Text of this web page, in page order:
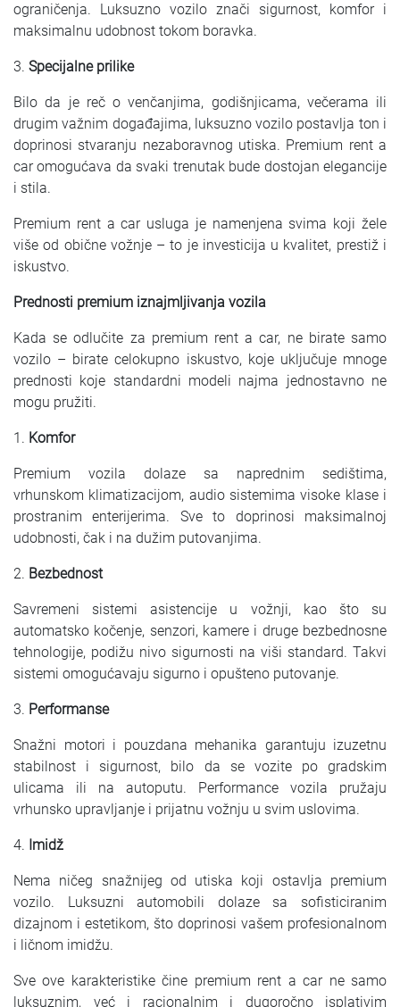
ograničenja. Luksuzno vozilo znači sigurnost, komfor i
maksimalnu udobnost tokom boravka.
3. Specijalne prilike
Bilo da je reč o venčanjima, godišnjicama, večerama ili
drugim važnim događajima, luksuzno vozilo postavlja ton i
doprinosi stvaranju nezaboravnog utiska. Premium rent a
car omogućava da svaki trenutak bude dostojan elegancije
i stila.
Premium rent a car usluga je namenjena svima koji žele
više od obične vožnje – to je investicija u kvalitet, prestiž i
iskustvo.
Prednosti premium iznajmljivanja vozila
Kada se odlučite za premium rent a car, ne birate samo
vozilo – birate celokupno iskustvo, koje uključuje mnoge
prednosti koje standardni modeli najma jednostavno ne
mogu pružiti.
1. Komfor
Premium vozila dolaze sa naprednim sedištima,
vrhunskom klimatizacijom, audio sistemima visoke klase i
prostranim enterijerima. Sve to doprinosi maksimalnoj
udobnosti, čak i na dužim putovanjima.
2. Bezbednost
Savremeni sistemi asistencije u vožnji, kao što su
automatsko kočenje, senzori, kamere i druge bezbednosne
tehnologije, podižu nivo sigurnosti na viši standard. Takvi
sistemi omogućavaju sigurno i opušteno putovanje.
3. Performanse
Snažni motori i pouzdana mehanika garantuju izuzetnu
stabilnost i sigurnost, bilo da se vozite po gradskim
ulicama ili na autoputu. Performance vozila pružaju
vrhunsko upravljanje i prijatnu vožnju u svim uslovima.
4. Imidž
Nema ničeg snažnijeg od utiska koji ostavlja premium
vozilo. Luksuzni automobili dolaze sa sofisticiranim
dizajnom i estetikom, što doprinosi vašem profesionalnom
i ličnom imidžu.
Sve ove karakteristike čine premium rent a car ne samo
luksuznim, već i racionalnim i dugoročno isplativim